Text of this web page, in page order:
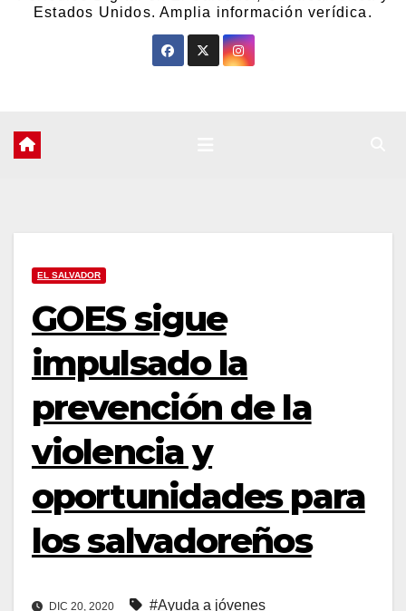
Estados Unidos. Amplia información verídica.
EL SALVADOR
GOES sigue
impulsado la
prevención de la
violencia y
oportunidades para
los salvadoreños
DIC 20, 2020 #Ayuda a jóvenes